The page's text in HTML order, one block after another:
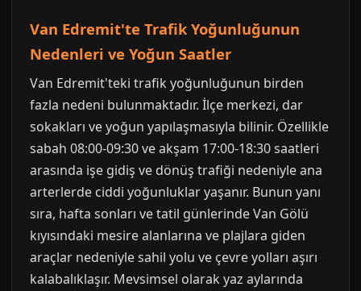
Van Edremit'te Trafik Yoğunluğunun
Nedenleri ve Yoğun Saatler
Van Edremit'teki trafik yoğunluğunun birden
fazla nedeni bulunmaktadır. İlçe merkezi, dar
sokakları ve yoğun yapılaşmasıyla bilinir. Özellikle
sabah 08:00-09:30 ve akşam 17:00-18:30 saatleri
arasında işe gidiş ve dönüş trafiği nedeniyle ana
arterlerde ciddi yoğunluklar yaşanır. Bunun yanı
sıra, hafta sonları ve tatil günlerinde Van Gölü
kıyısındaki mesire alanlarına ve plajlara giden
araçlar nedeniyle sahil yolu ve çevre yolları aşırı
kalabalıklaşır. Mevsimsel olarak yaz aylarında